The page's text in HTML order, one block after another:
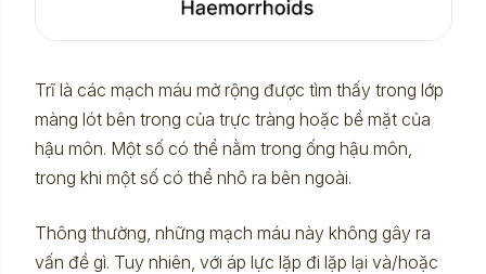
Trĩ là các mạch máu mở rộng được tìm thấy trong lớp
màng lót bên trong của trực tràng hoặc bề mặt của
hậu môn. Một số có thể nằm trong ống hậu môn,
trong khi một số có thể nhô ra bên ngoài.
Thông thường, những mạch máu này không gây ra
vấn đề gì. Tuy nhiên, với áp lực lặp đi lặp lại và/hoặc